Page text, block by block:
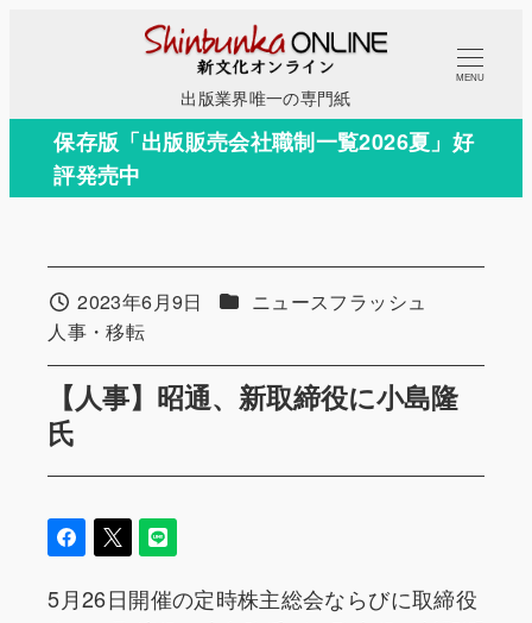
コ
テ
出版業界唯一の専門紙
MENU
保存版「出版販売会社職制一覧2026夏」好
評発売中
【人事】昭通、新取締役に小島隆
氏
投稿日2023年6月9日 カテゴリー
ニュースフラッシュ
カテゴリー
人事・移転
5月26日開催の定時株主総会ならびに取締役